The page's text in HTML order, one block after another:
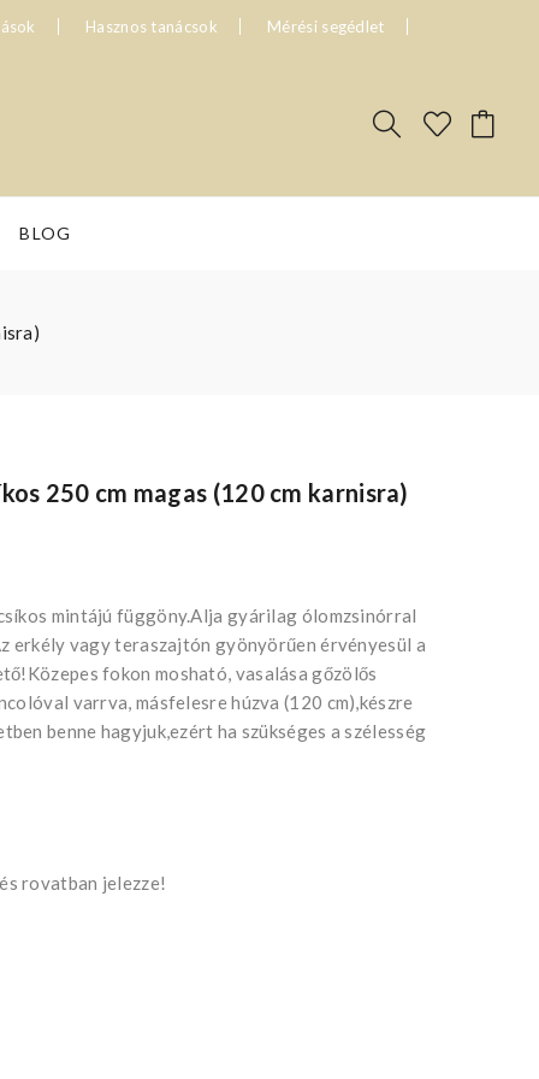
Hasznos tanácsok Mérési segédlet
BLOG
250 cm magas (120 cm karnisra)
mintájú függöny.Alja gyárilag ólomzsinórral
erkély vagy teraszajtón gyönyörűen érvényesül a
fokon mosható, vasalása gőzölős
varrva, másfelesre húzva (120 cm),készre
benne hagyjuk,ezért ha szükséges a szélesség
rovatban jelezze!